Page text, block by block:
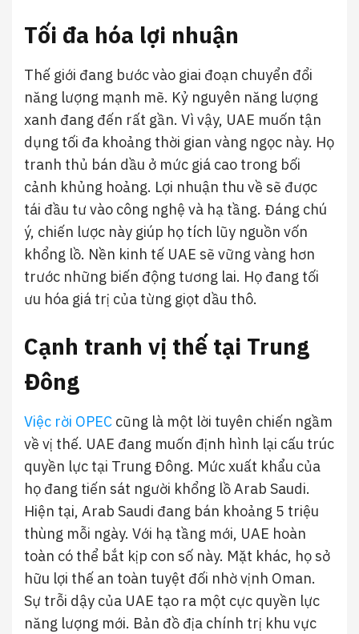
Tối đa hóa lợi nhuận
Thế giới đang bước vào giai đoạn chuyển đổi
năng lượng mạnh mẽ. Kỷ nguyên năng lượng
xanh đang đến rất gần. Vì vậy, UAE muốn tận
dụng tối đa khoảng thời gian vàng ngọc này. Họ
tranh thủ bán dầu ở mức giá cao trong bối
cảnh khủng hoảng. Lợi nhuận thu về sẽ được
tái đầu tư vào công nghệ và hạ tầng. Đáng chú
ý, chiến lược này giúp họ tích lũy nguồn vốn
khổng lồ. Nền kinh tế UAE sẽ vững vàng hơn
trước những biến động tương lai. Họ đang tối
ưu hóa giá trị của từng giọt dầu thô.
Cạnh tranh vị thế tại Trung
Đông
Việc rời OPEC cũng là một lời tuyên chiến ngầm
về vị thế. UAE đang muốn định hình lại cấu trúc
quyền lực tại Trung Đông. Mức xuất khẩu của
họ đang tiến sát người khổng lồ Arab Saudi.
Hiện tại, Arab Saudi đang bán khoảng 5 triệu
thùng mỗi ngày. Với hạ tầng mới, UAE hoàn
toàn có thể bắt kịp con số này. Mặt khác, họ sở
hữu lợi thế an toàn tuyệt đối nhờ vịnh Oman.
Sự trỗi dậy của UAE tạo ra một cực quyền lực
năng lượng mới. Bản đồ địa chính trị khu vực